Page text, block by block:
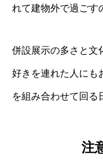
れて建物外で過ごす
併設展示の多さと文
好きを連れた人にも
を組み合わせて回る
注